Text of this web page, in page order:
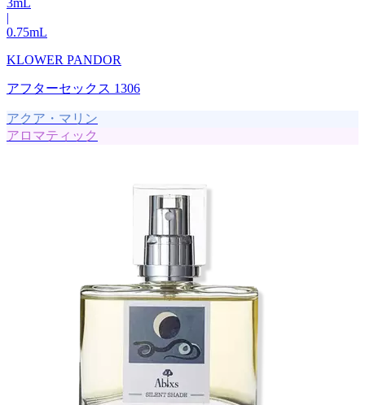
|
0.75mL
KLOWER PANDOR
アフターセックス 1306
アクア・マリン
アロマティック